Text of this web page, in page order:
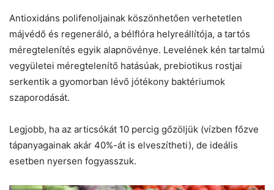
Antioxidáns polifenoljainak köszönhetően verhetetlen
májvédő és regeneráló, a bélflóra helyreállítója, a tartós
méregtelenítés egyik alapnövénye. Levelének kén tartalmú
vegyületei méregtelenítő hatásúak, prebiotikus rostjai
serkentik a gyomorban lévő jótékony baktériumok
szaporodását.
Legjobb, ha az articsókát 10 percig gőzöljük (vízben főzve
tápanyagainak akár 40%-át is elveszítheti), de ideális
esetben nyersen fogyasszuk.